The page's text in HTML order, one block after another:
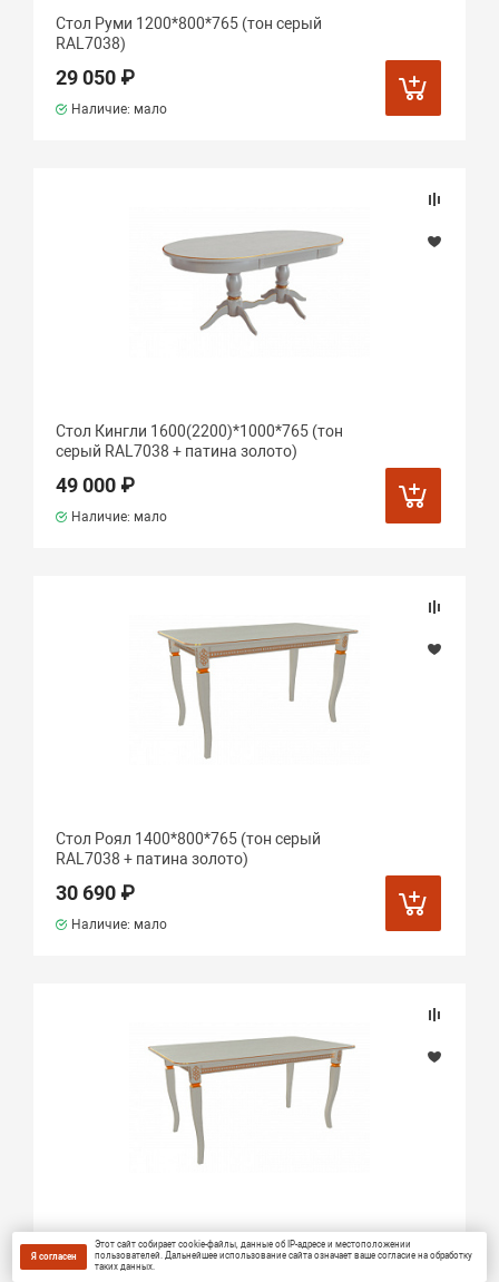
Стол Руми 1200*800*765 (тон серый
RAL7038)
29 050 ₽
Наличие: мало
Стол Кингли 1600(2200)*1000*765 (тон
серый RAL7038 + патина золото)
49 000 ₽
Наличие: мало
Стол Роял 1400*800*765 (тон серый
RAL7038 + патина золото)
30 690 ₽
Наличие: мало
Стол Роял 1600(2190)*900*765 (тон серый
RAL7038 + патина золото)
Этот сайт собирает cookie-файлы, данные об IP-адресе и местоположении
пользователей. Дальнейшее использование сайта означает ваше согласие на обработку
таких данных.
Я согласен